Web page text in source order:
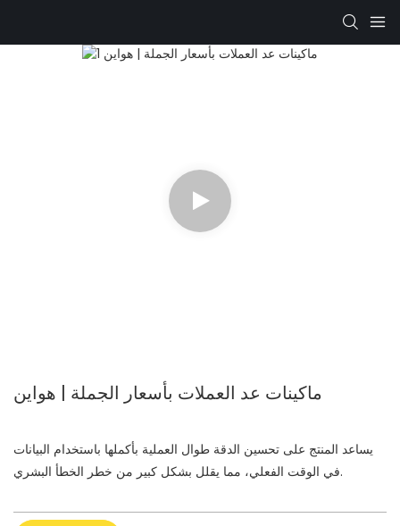
ماكينات عد العملات بأسعار الجملة | هواين
يساعد المنتج على تحسين الدقة طوال العملية بأكملها باستخدام البيانات
في الوقت الفعلي، مما يقلل بشكل كبير من خطر الخطأ البشري.